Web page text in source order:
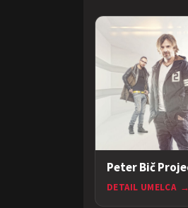
Peter Bič
DETAIL UMELCA →